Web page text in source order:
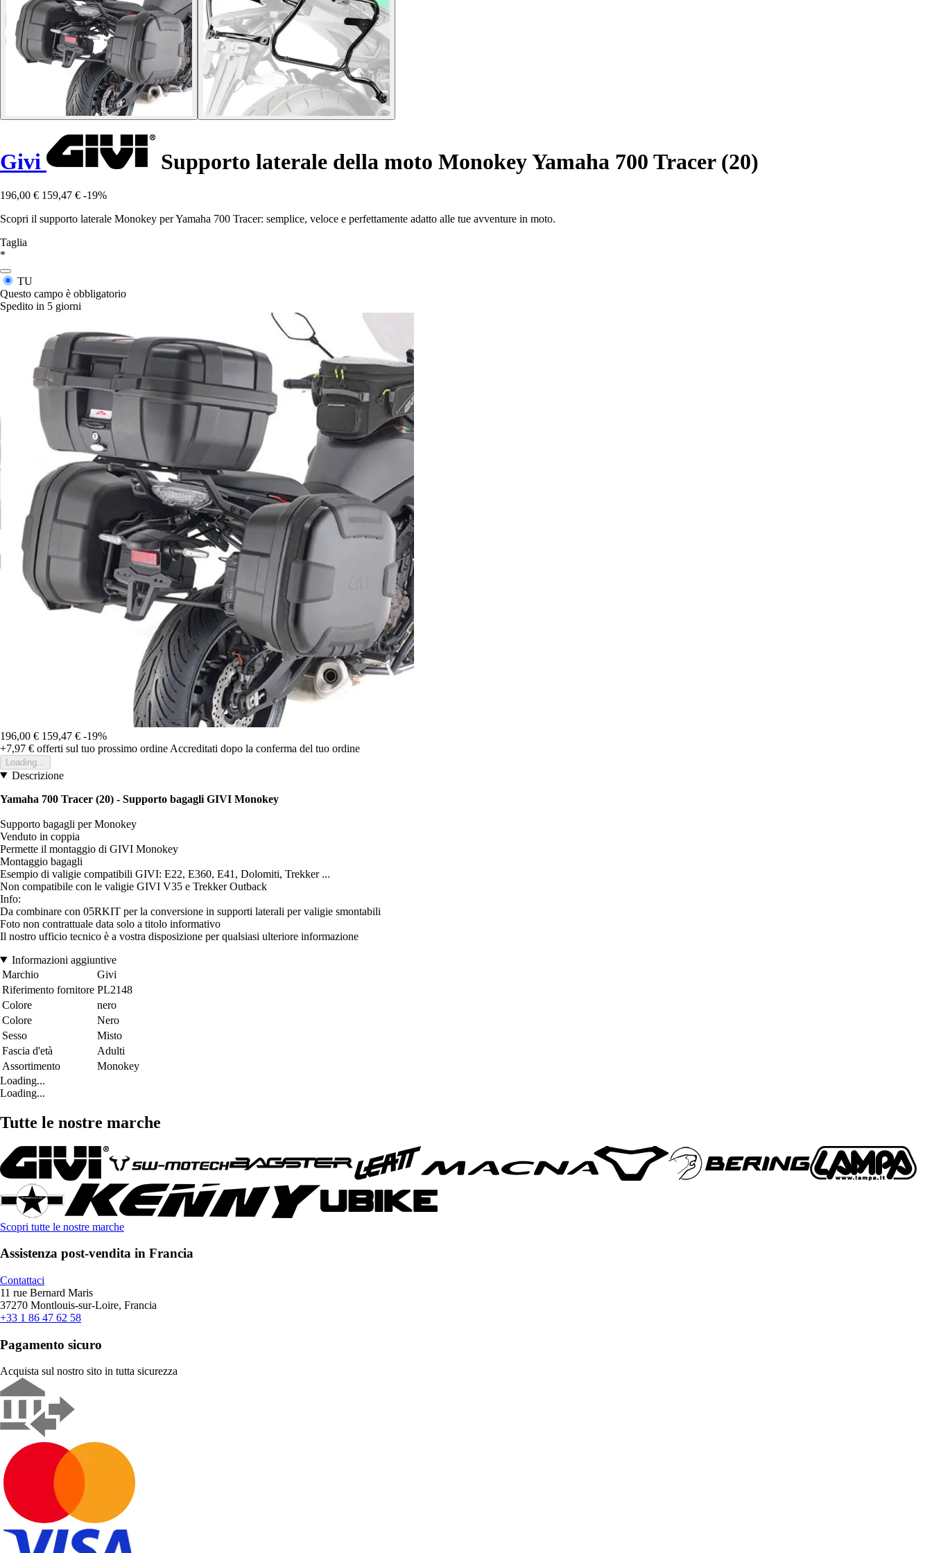
Givi Supporto laterale della moto Monokey Yamaha 700 Tracer (20)
196,00 € 159,47 € -19%
Scopri il supporto laterale Monokey per Yamaha 700 Tracer: semplice, veloce e perfettamente adatto alle tue avventure in moto.
Taglia
*
TU
Questo campo è obbligatorio
Spedito in 5 giorni
196,00 € 159,47 € -19%
+7,97 € offerti sul tuo prossimo ordine Accreditati dopo la conferma del tuo ordine
Loading...
Descrizione
Yamaha 700 Tracer (20) - Supporto bagagli GIVI Monokey
Supporto bagagli per Monokey
Venduto in coppia
Permette il montaggio di GIVI Monokey
Montaggio bagagli
Esempio di valigie compatibili GIVI: E22, E360, E41, Dolomiti, Trekker ...
Non compatibile con le valigie GIVI V35 e Trekker Outback
Info:
Da combinare con 05RKIT per la conversione in supporti laterali per valigie smontabili
Foto non contrattuale data solo a titolo informativo
Il nostro ufficio tecnico è a vostra disposizione per qualsiasi ulteriore informazione
Informazioni aggiuntive
Marchio
Givi
Riferimento fornitore PL2148
Colore
nero
Colore
Nero
Sesso
Misto
Fascia d'età
Adulti
Assortimento
Monokey
Loading...
Loading...
Tutte le nostre marche
Scopri tutte le nostre marche
Assistenza post-vendita in Francia
Contattaci
11 rue Bernard Maris
37270 Montlouis-sur-Loire, Francia
+33 1 86 47 62 58
Pagamento sicuro
Acquista sul nostro sito in tutta sicurezza